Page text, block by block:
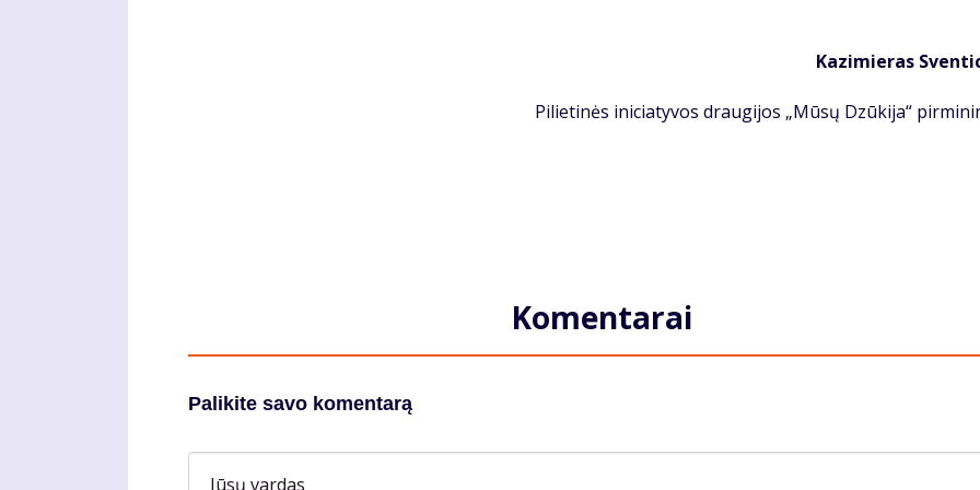
Ka­zi­mie­ras
Pi­lie­ti­nės ini­cia­ty­vos drau­gi­jos „Mū­sų Dzū­ki­ja“
Komentarai
Palikite savo komentarą
Jūsų vardas